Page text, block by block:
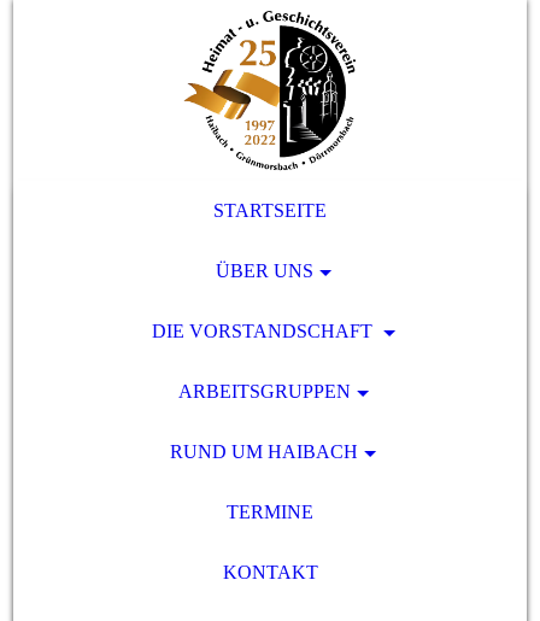
STARTSEITE
ÜBER UNS
DIE VORSTANDSCHAFT
ARBEITSGRUPPEN
RUND UM HAIBACH
TERMINE
KONTAKT